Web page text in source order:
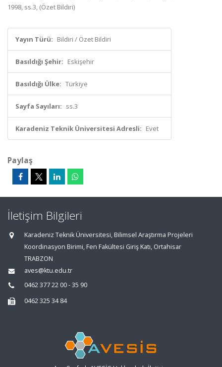
1998, ss.3, (Özet Bildiri)
Yayın Türü: Bildiri / Özet Bildiri
Basıldığı Şehir: Eskişehir
Basıldığı Ülke: Türkiye
Sayfa Sayıları: ss.3
Karadeniz Teknik Üniversitesi Adresli: Evet
Paylaş
İletişim Bilgileri
Karadeniz Teknik Üniversitesi, Bilimsel Araştırma Projeleri
Koordinasyon Birimi, Fen Fakültesi Giriş Katı, Ortahisar
TRABZON
aves@ktu.edu.tr
0462 377 22 00 - 35 90
0462 325 34 84